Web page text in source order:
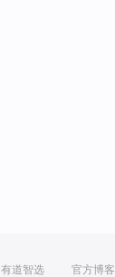
有道智选 官方博客